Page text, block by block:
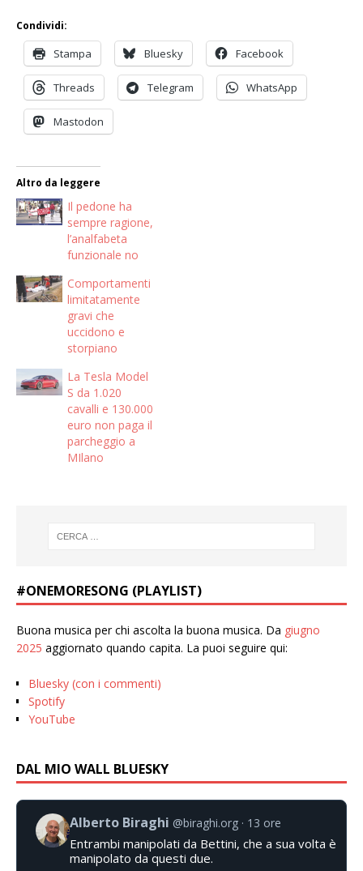
Condividi:
Stampa Bluesky Facebook
Threads Telegram WhatsApp
Mastodon
Altro da leggere
Il pedone ha
sempre ragione,
l’analfabeta
funzionale no
Comportamenti
limitatamente
gravi che
uccidono e
storpiano
La Tesla Model
S da 1.020
cavalli e 130.000
euro non paga il
parcheggio a
MIlano
#ONEMORESONG (PLAYLIST)
Buona musica per chi ascolta la buona musica. Da giugno
2025 aggiornato quando capita. La puoi seguire qui:
Bluesky (con i commenti)
Spotify
YouTube
DAL MIO WALL BLUESKY
Alberto Biraghi @biraghi.org 13 ore
Entrambi manipolati da Bettini, che a sua volta è
manipolato da questi due.